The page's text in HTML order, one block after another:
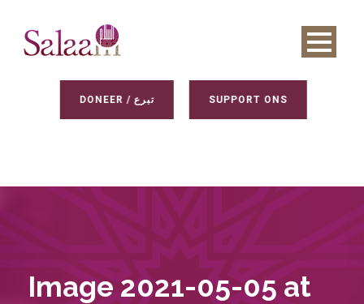
DONEER / تبرع SUPPORT ONS
Image 2021-05-05 at